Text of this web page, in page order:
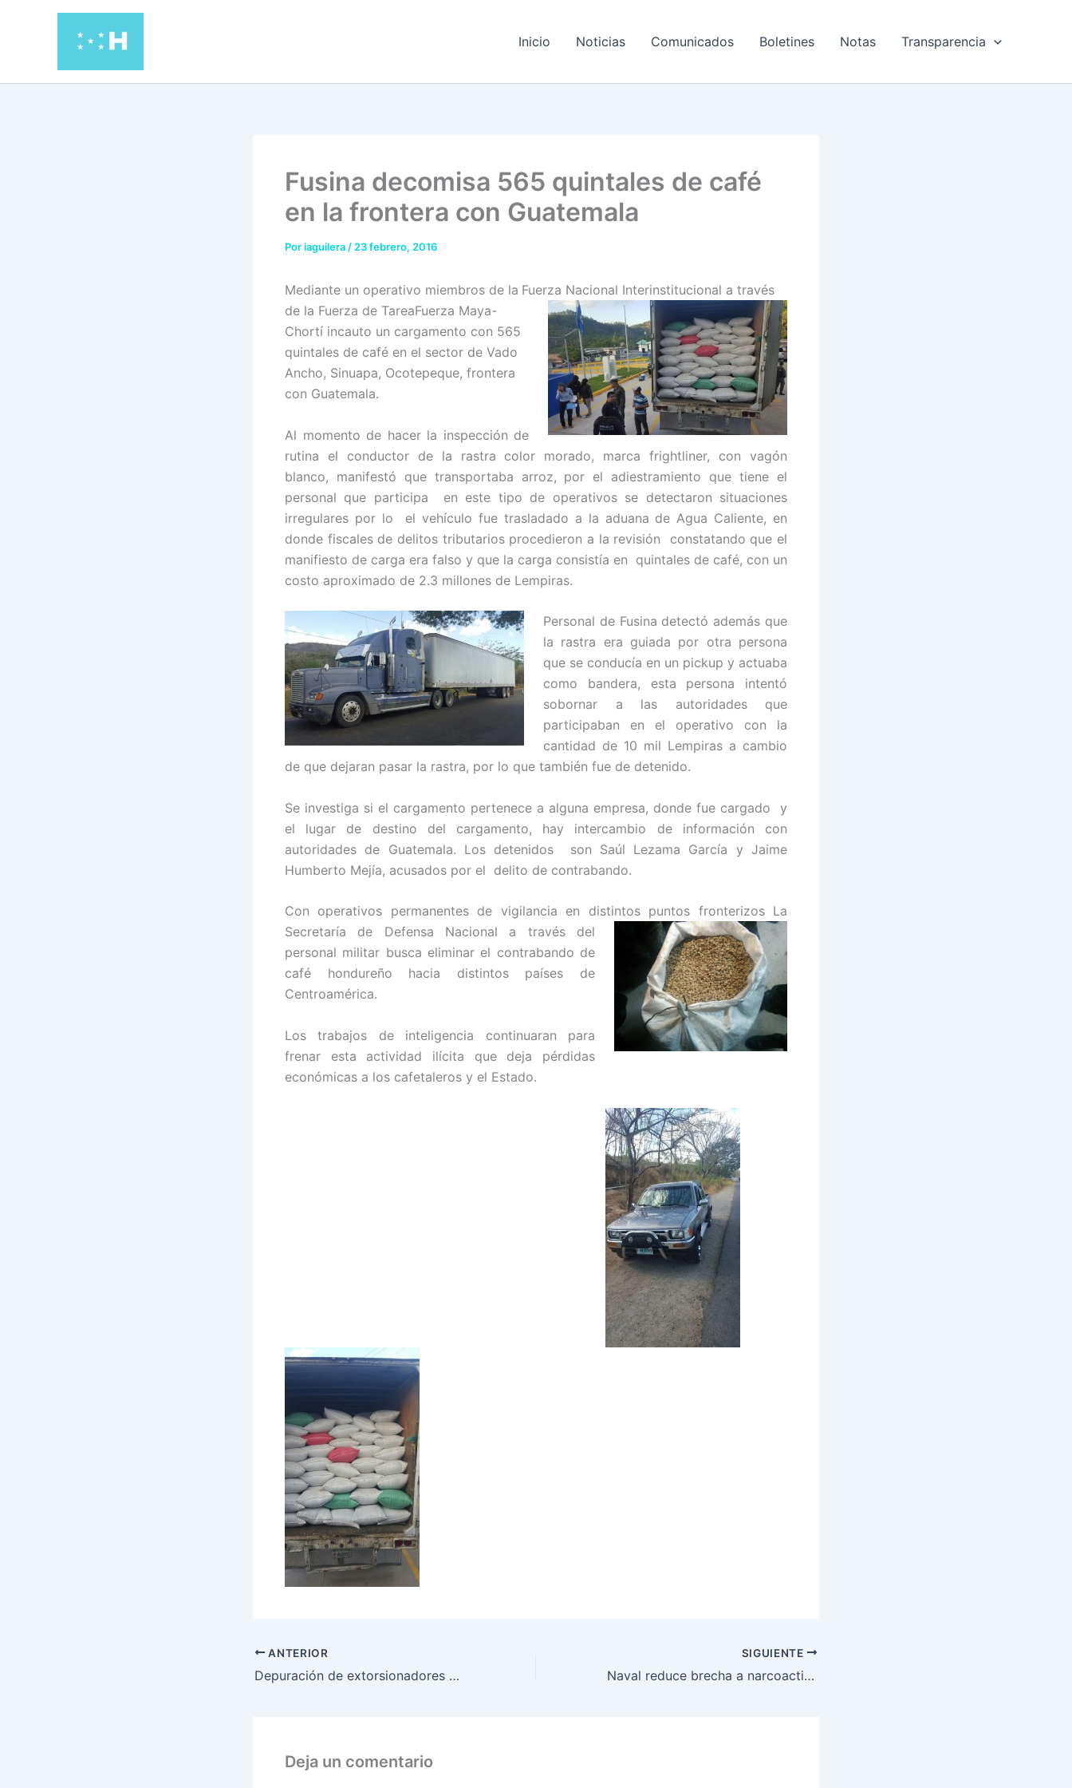
Inicio Noticias Comunicados Boletines Notas Transparencia
Fusina decomisa 565 quintales de café
en la frontera con Guatemala
Poriaguilera / 23 febrero, 2016
Mediante un operativo miembros de la Fuerza Nacional Interinstitucional a través
de la Fuerza de TareaFuerza Maya-
Chortí incauto un cargamento con 565
quintales de café en el sector de Vado
Ancho, Sinuapa, Ocotepeque, frontera
con Guatemala.
Al momento de hacer la inspección de
rutina el conductor de la rastra color morado, marca frightliner, con vagón
blanco, manifestó que transportaba arroz, por el adiestramiento que tiene el
personal que participa en este tipo de operativos se detectaron situaciones
irregulares por lo el vehículo fue trasladado a la aduana de Agua Caliente, en
donde fiscales de delitos tributarios procedieron a la revisión constatando que el
manifiesto de carga era falso y que la carga consistía en quintales de café, con un
costo aproximado de 2.3 millones de Lempiras.
Personal de Fusina detectó además que
la rastra era guiada por otra persona
que se conducía en un pickup y actuaba
como bandera, esta persona intentó
sobornar a las autoridades que
participaban en el operativo con la
cantidad de 10 mil Lempiras a cambio
de que dejaran pasar la rastra, por lo que también fue de detenido.
Se investiga si el cargamento pertenece a alguna empresa, donde fue cargado y
el lugar de destino del cargamento, hay intercambio de información con
autoridades de Guatemala. Los detenidos son Saúl Lezama García y Jaime
Humberto Mejía, acusados por el delito de contrabando.
Con operativos permanentes de vigilancia en distintos puntos fronterizos La
Secretaría de Defensa Nacional a través del
personal militar busca eliminar el contrabando de
café hondureño hacia distintos países de
Centroamérica.
Los trabajos de inteligencia continuaran para
frenar esta actividad ilícita que deja pérdidas
económicas a los cafetaleros y el Estado.
ANTERIOR
Depuración de extorsionadores y asociación ilícita en Talanga
SIGUIENTE
Naval reduce brecha a narcoactividad
Deja un comentario